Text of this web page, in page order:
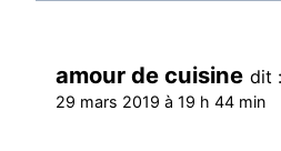
amour de cuisine dit :
29 mars 2019 à 19 h 44 min